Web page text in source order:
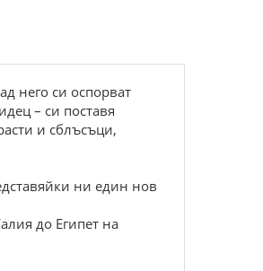
него си оспорват
– си поставя
и сблъсъци,
ни един нов
до Египет на